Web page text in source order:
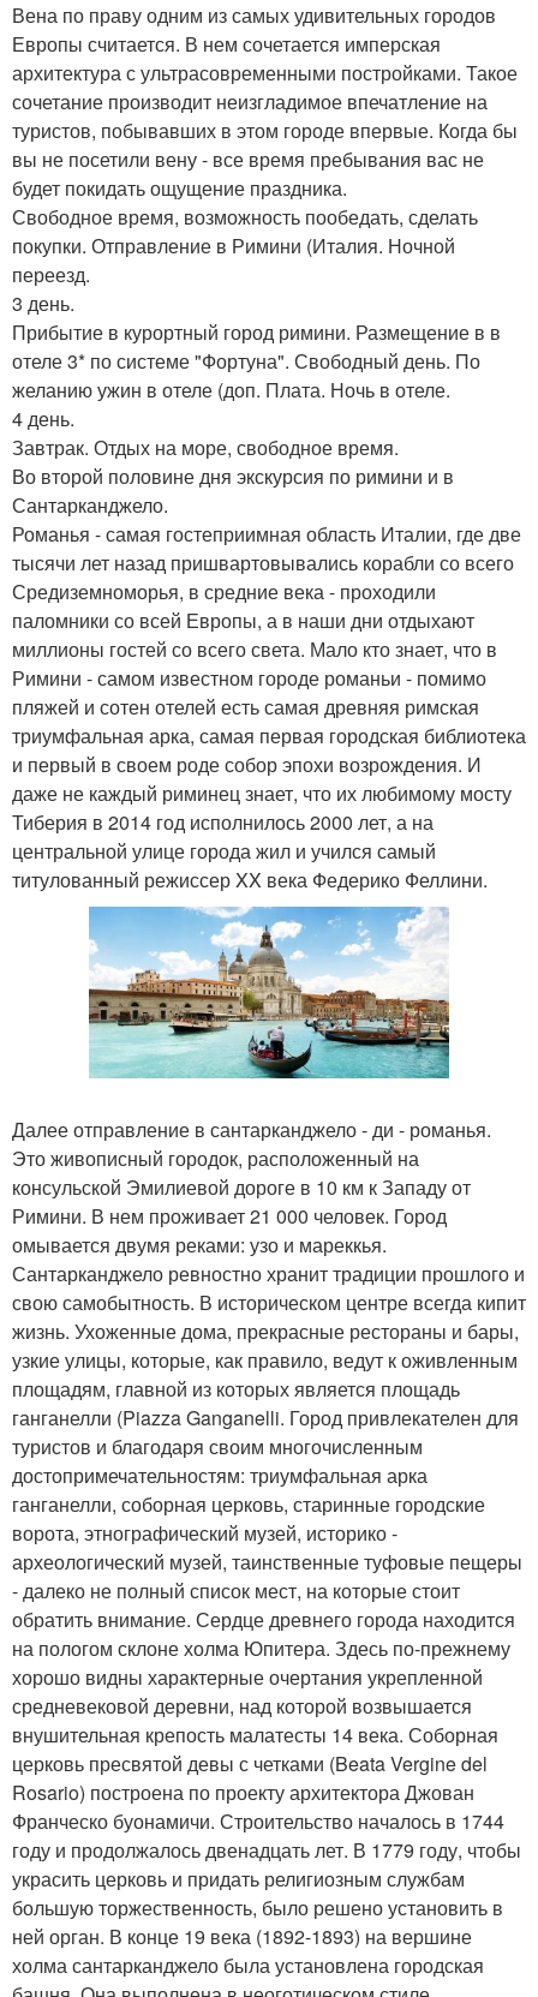
Вена по праву одним из самых удивительных городов
Европы считается. В нем сочетается имперская
архитектура с ультрасовременными постройками. Такое
сочетание производит неизгладимое впечатление на
туристов, побывавших в этом городе впервые. Когда бы
вы не посетили вену - все время пребывания вас не
будет покидать ощущение праздника.
Свободное время, возможность пообедать, сделать
покупки. Отправление в Римини (Италия. Ночной
переезд.
3 день.
Прибытие в курортный город римини. Размещение в в
отеле 3* по системе "Фортуна". Свободный день. По
желанию ужин в отеле (доп. Плата. Ночь в отеле.
4 день.
Завтрак. Отдых на море, свободное время.
Во второй половине дня экскурсия по римини и в
Сантарканджело.
Романья - самая гостеприимная область Италии, где две
тысячи лет назад пришвартовывались корабли со всего
Средиземноморья, в средние века - проходили
паломники со всей Европы, а в наши дни отдыхают
миллионы гостей со всего света. Мало кто знает, что в
Римини - самом известном городе романьи - помимо
пляжей и сотен отелей есть самая древняя римская
триумфальная арка, самая первая городская библиотека
и первый в своем роде собор эпохи возрождения. И
даже не каждый риминец знает, что их любимому мосту
Тиберия в 2014 год исполнилось 2000 лет, а на
центральной улице города жил и учился самый
титулованный режиссер XX века Федерико Феллини.
Далее отправление в сантарканджело - ди - романья.
Это живописный городок, расположенный на
консульской Эмилиевой дороге в 10 км к Западу от
Римини. В нем проживает 21 000 человек. Город
омывается двумя реками: узо и мареккья.
Сантарканджело ревностно хранит традиции прошлого и
свою самобытность. В историческом центре всегда кипит
жизнь. Ухоженные дома, прекрасные рестораны и бары,
узкие улицы, которые, как правило, ведут к оживленным
площадям, главной из которых является площадь
ганганелли (Piazza Ganganelli. Город привлекателен для
туристов и благодаря своим многочисленным
достопримечательностям: триумфальная арка
ганганелли, соборная церковь, старинные городские
ворота, этнографический музей, историко -
археологический музей, таинственные туфовые пещеры
- далеко не полный список мест, на которые стоит
обратить внимание. Сердце древнего города находится
на пологом склоне холма Юпитера. Здесь по-прежнему
хорошо видны характерные очертания укрепленной
средневековой деревни, над которой возвышается
внушительная крепость малатесты 14 века. Соборная
церковь пресвятой девы с четками (Beata Vergine del
Rosario) построена по проекту архитектора Джован
Франческо буонамичи. Строительство началось в 1744
году и продолжалось двенадцать лет. В 1779 году, чтобы
украсить церковь и придать религиозным службам
большую торжественность, было решено установить в
ней орган. В конце 19 века (1892-1893) на вершине
холма сантарканджело была установлена городская